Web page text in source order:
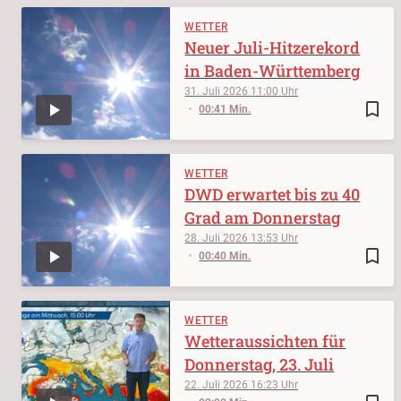
WETTER
bookmark_border
31. Juli 2026 11:00
00:41 Min.
Neuer Juli-Hitzerekord
in Baden-Württemberg
WETTER
bookmark_border
28. Juli 2026 13:53
00:40 Min.
DWD erwartet bis zu 40
Grad am Donnerstag
WETTER
22. Juli 2026 16:23
Wetteraussichten für
Donnerstag, 23. Juli